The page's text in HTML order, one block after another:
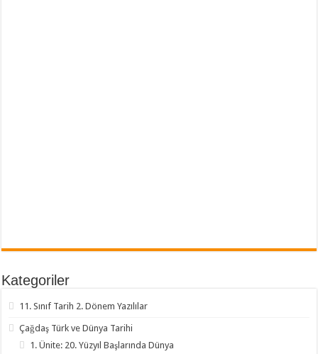
Kategoriler
11. Sınıf Tarih 2. Dönem Yazılılar
Çağdaş Türk ve Dünya Tarihi
1. Ünite: 20. Yüzyıl Başlarında Dünya